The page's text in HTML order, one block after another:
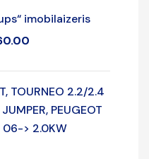
imobilaizeris
TOURNEO 2.2/2.4
PEUGEOT
06-> 2.0KW